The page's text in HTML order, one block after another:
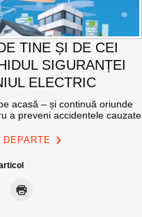
TINE ȘI DE CEI
SIGURANȚEI
ELECTRIC
acasă – și continuă oriunde
a preveni accidentele cauzate